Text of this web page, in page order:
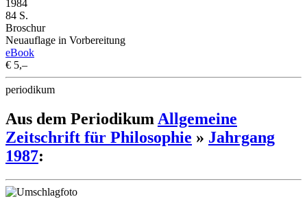
1984
84 S.
Broschur
Neuauflage in Vorbereitung
eBook
€ 5,–
periodikum
Aus dem PeriodikumAllgemeine
Zeitschrift für Philosophie » Jahrgang
1987: